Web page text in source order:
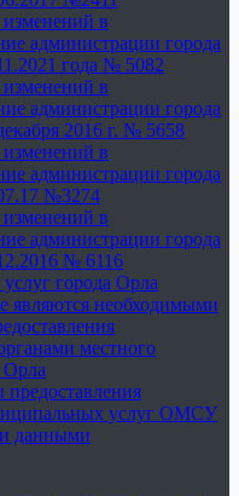
в
администрации города
года № 5082
в
администрации города
2016 г. № 5658
в
администрации города
№3274
в
администрации города
№ 6116
города Орла
являются необходимыми
местного
Орла
предоставления
услуг ОМСУ
данными